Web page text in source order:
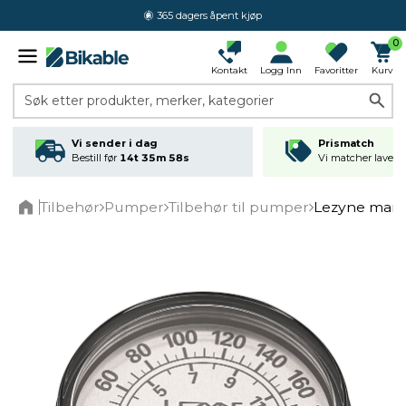
365 dagers åpent kjøp
Kontakt Logg Inn Favoritter
0
Kurv
Søk etter produkter, merker, kategorier
Vi sender i dag
Bestill før 14t 35m 58s
Prismatch
Vi matcher
Tilbehør Pumper Tilbehør til pumper Lezyne